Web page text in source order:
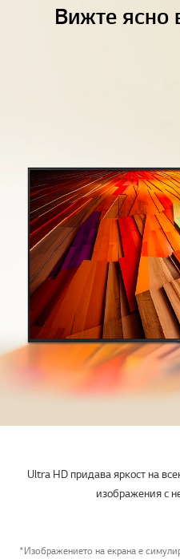
Вижте ясно
Ultra HD придава яркост на
изображения с
*Изображението на екрана е